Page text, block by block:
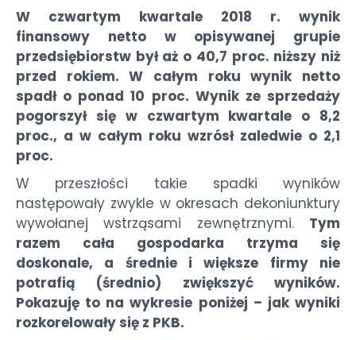
W czwartym kwartale 2018 r. wynik
finansowy netto w opisywanej grupie
przedsiębiorstw był aż o 40,7 proc. niższy niż
przed rokiem. W całym roku wynik netto
spadł o ponad 10 proc. Wynik ze sprzedaży
pogorszył się w czwartym kwartale o 8,2
proc., a w całym roku wzrósł zaledwie o 2,1
proc.
W przeszłości takie spadki wyników
następowały zwykle w okresach dekoniunktury
wywołanej wstrząsami zewnętrznymi. Tym
razem cała gospodarka trzyma się
doskonale, a średnie i większe firmy nie
potrafią (średnio) zwiększyć wyników.
Pokazuję to na wykresie poniżej – jak wyniki
rozkorelowały się z PKB.